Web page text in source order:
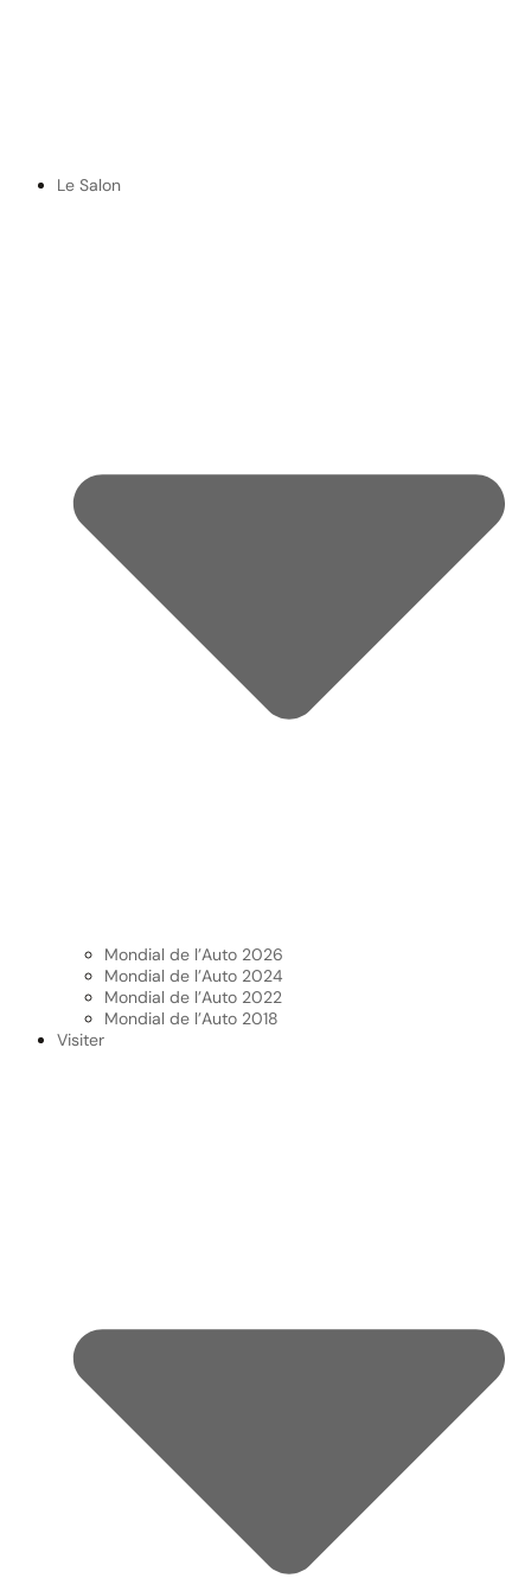
Le Salon
Mondial de l’Auto 2026
Mondial de l’Auto 2024
Mondial de l’Auto 2022
Mondial de l’Auto 2018
Visiter